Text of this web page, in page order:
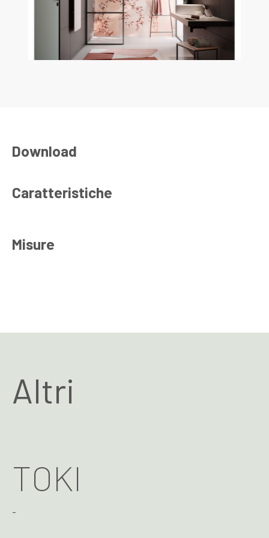
Download
Caratteristiche
Misure
Altri
TOKI
-